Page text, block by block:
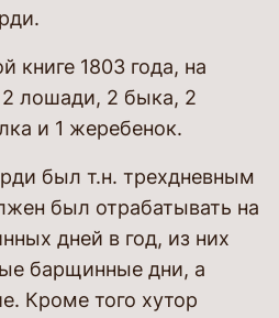
книге 1803 года, на
лошади, 2 быка, 2
и 1 жеребенок.
был т.н. трехдневным
был отрабатывать на
дней в год, из них
барщинные дни, а
Кроме того хутор